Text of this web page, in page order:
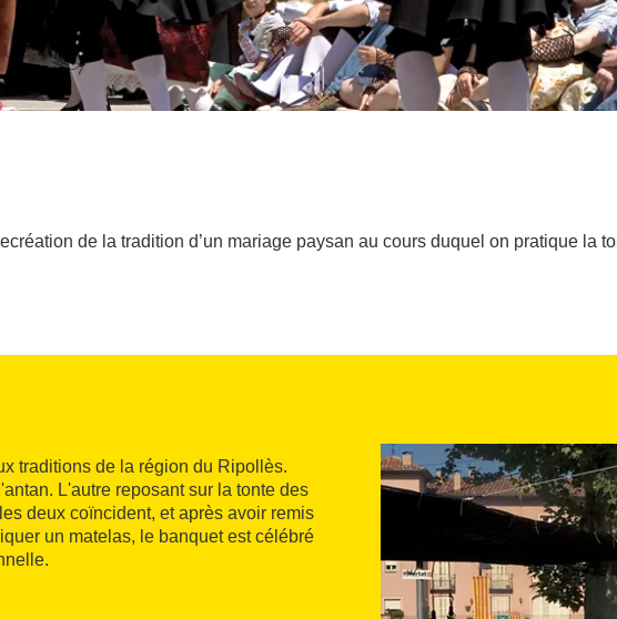
de la tradition d’un mariage paysan au cours duquel on pratique la
traditions de la région du Ripollès.
L'autre reposant sur la tonte des
deux coïncident, et après avoir remis
un matelas, le banquet est célébré